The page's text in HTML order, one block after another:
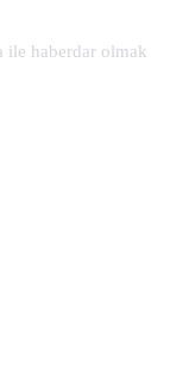
ile haberdar olmak